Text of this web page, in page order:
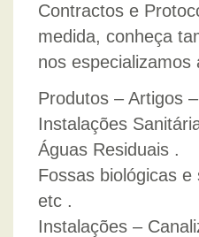
Contractos e
medida, conheça
nos
Produtos – Artigos
Instalações
Águas Residuais .
Fossas biológicas
etc .
Instalações –